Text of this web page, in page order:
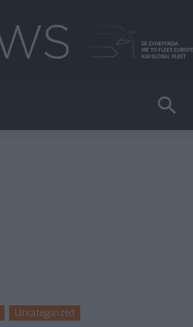
Uncategorized